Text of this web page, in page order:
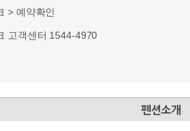
> 예약확인
고객센터 1544-4970